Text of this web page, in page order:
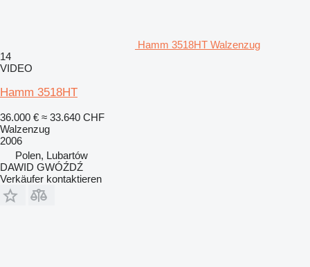
Hamm 3518HT Walzenzug
14
VIDEO
Hamm 3518HT
36.000 € ≈ 33.640 CHF
Walzenzug
2006
Polen, Lubartów
DAWID GWÓŹDŹ
Verkäufer kontaktieren